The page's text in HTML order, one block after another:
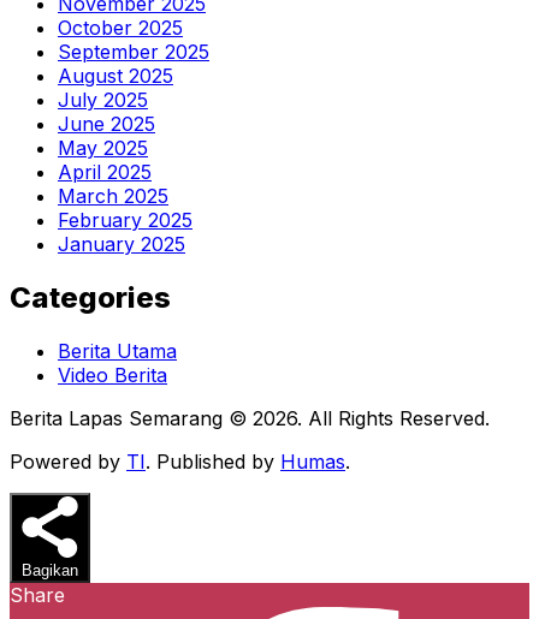
October 2025
September 2025
August 2025
July 2025
June 2025
May 2025
April 2025
March 2025
February 2025
January 2025
Categories
Berita Utama
Video Berita
Berita Lapas Semarang © 2026. All Rights Reserved.
Powered by TI. Published by Humas.
Bagikan
Share